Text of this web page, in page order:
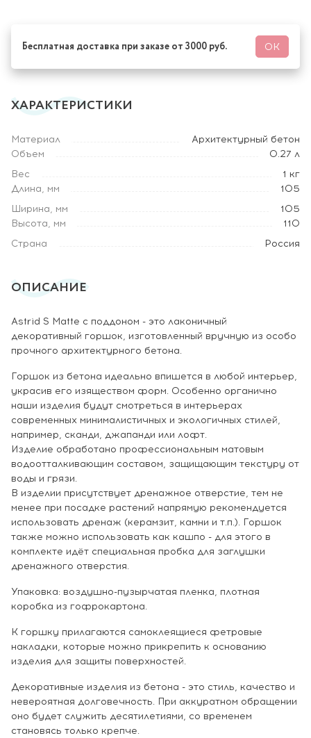
Бесплатная доставка при заказе от 3000 руб. ОК
ХАРАКТЕРИСТИКИ
Материал
Архитектурный бетон
Объем
0.27 л
Вес
1 кг
Длина, мм
105
Ширина, мм
105
Высота, мм
110
Страна
Россия
ОПИСАНИЕ
Astrid S Matte c поддоном - это лаконичный
декоративный горшок, изготовленный вручную из особо
прочного архитектурного бетона.
Горшок из бетона идеально впишется в любой интерьер,
украсив его изяществом форм. Особенно органично
наши изделия будут смотреться в интерьерах
современных минималистичных и экологичных стилей,
например, сканди, джапанди или лофт.
Изделие обработано профессиональным матовым
водоотталкивающим составом, защищающим текстуру от
воды и грязи.
В изделии присутствует дренажное отверстие, тем не
менее при посадке растений напрямую рекомендуется
использовать дренаж (керамзит, камни и т.п.). Горшок
также можно использовать как кашпо - для этого в
комплекте идёт специальная пробка для заглушки
дренажного отверстия.
Упаковка: воздушно-пузырчатая пленка, плотная
коробка из гофрокартона.
К горшку прилагаются самоклеящиеся фетровые
накладки, которые можно прикрепить к основанию
изделия для защиты поверхностей.
Декоративные изделия из бетона - это стиль, качество и
невероятная долговечность. При аккуратном обращении
оно будет служить десятилетиями, со временем
становясь только крепче.